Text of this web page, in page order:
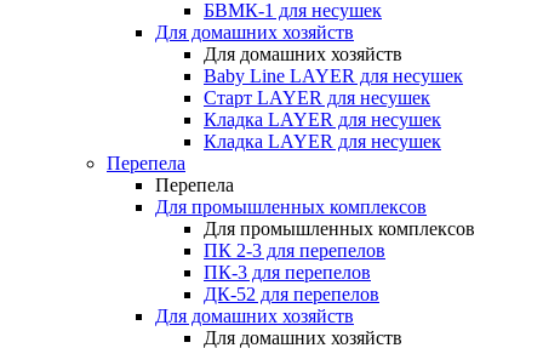
БВМК-1 для несушек
Для домашних хозяйств
Для домашних хозяйств
Baby Line LAYER для несушек
Старт LAYER для несушек
Кладка LAYER для несушек
Кладка LAYER для несушек
Перепела
Перепела
Для промышленных комплексов
Для промышленных комплексов
ПК 2-3 для перепелов
ПК-3 для перепелов
ДК-52 для перепелов
Для домашних хозяйств
Для домашних хозяйств